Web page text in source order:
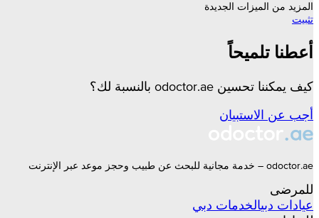
المزيد من الميزات الجديدة
تثبيت
أعطنا تلميحاً
كيف يمكننا تحسين odoctor.ae بالنسبة لك؟
أجب عن الاستبيان
odoctor.ae – خدمة مجانية للبحث عن طبيب وحجز موعد عبر الإنترنت
للمرضى
عيادات دبيالخدمات دبي